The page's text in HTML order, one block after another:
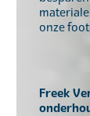
onze
Freek